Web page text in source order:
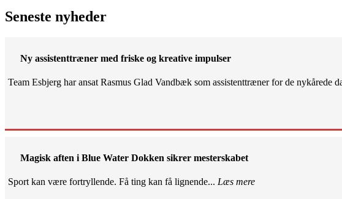
Seneste nyheder
Ny assistenttræner med friske og kreative impulser
Team Esbjerg har ansat Rasmus Glad Vandbæk som assistenttræner for de nykårede
Magisk aften i Blue Water Dokken sikrer mesterskabet
Sport kan være fortryllende. Få ting kan få lignende... Læs mere